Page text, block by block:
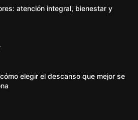
atención integral, bienestar y
elegir el descanso que mejor se